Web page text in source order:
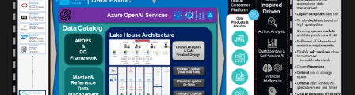
Artikel:Warum eine Data Governance
orientierte Data Fabric essenziell für
skalierbare qualitative Datenprodukte ist
VIEW